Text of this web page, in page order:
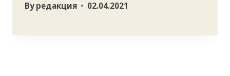
By редакция 02.04.2021